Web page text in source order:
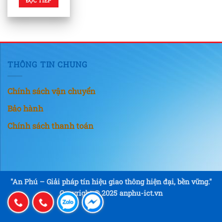
THÔNG TIN CHUNG
Chính sách vận chuyển
Bảo hành
Chính sách thanh toán
"An Phú – Giải pháp tín hiệu giao thông hiện đại, bền vững."
Copyright © 2025 anphu-ict.vn